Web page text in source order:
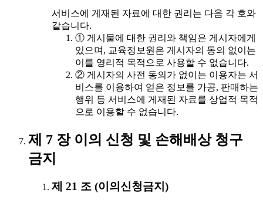
서비스에 게재된 자료에 대한 권리는 다음 각 호와
같습니다.
① 게시물에 대한 권리와 책임은 게시자에게
있으며, 교육정보원은 게시자의 동의 없이는
이를 영리적 목적으로 사용할 수 없습니다.
② 게시자의 사전 동의가 없이는 이용자는 서
비스를 이용하여 얻은 정보를 가공, 판매하는
행위 등 서비스에 게재된 자료를 상업적 목적
으로 이용할 수 없습니다.
제 7 장 이의 신청 및 손해배상 청구
금지
제 21 조 (이의신청금지)